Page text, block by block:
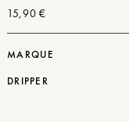
15,90€
MARQUE
DRIPPER